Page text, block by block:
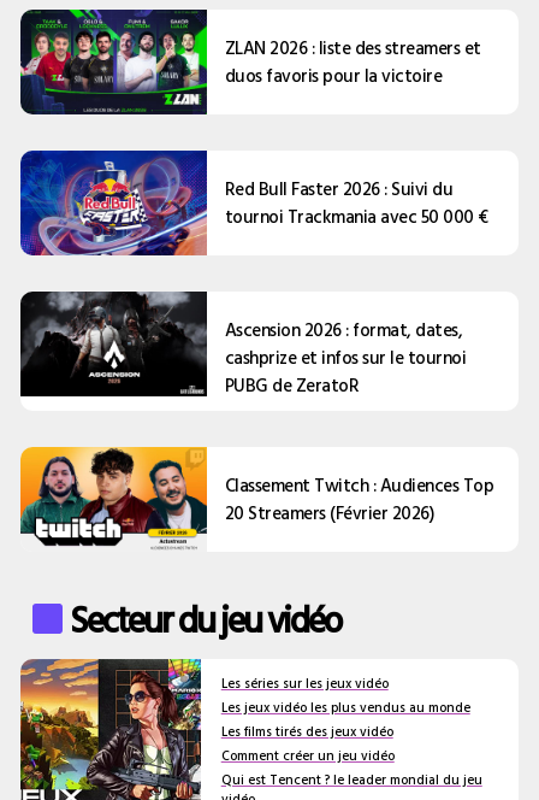
ZLAN 2026 : liste des streamers et
duos favoris pour la victoire
Red Bull Faster 2026 : Suivi du
tournoi Trackmania avec 50 000 €
Ascension 2026 : format, dates,
cashprize et infos sur le tournoi
PUBG de ZeratoR
Classement Twitch : Audiences Top
20 Streamers (Février 2026)
Secteur du jeu vidéo
Les séries sur les jeux vidéo
Les jeux vidéo les plus vendus au monde
Les films tirés des jeux vidéo
Comment créer un jeu vidéo
Qui est Tencent ? le leader mondial du jeu